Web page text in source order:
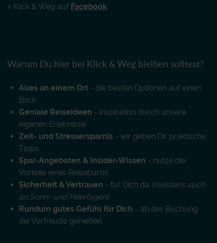
> Klick & Weg auf Facebook
Warum Du hier bei Klick & Weg bleiben solltest?
Alles an einem Ort - die besten Optionen auf einen
Blick
Geniale Reiseideen - Inspiration durch unsere
eigenen Erlebnisse
Zeit- und Stressersparnis - wir geben Dir praktische
Tipps
Spar-Angeboten & Insider-Wissen - nutze die
Vorteile eines Reisebüros
Sicherheit & Vertrauen - für Dich da (meistens auch
an Sonn- und Feiertagen)
Rundum gutes Gefühl für Dich - ab der Buchung
die Vorfreude genießen